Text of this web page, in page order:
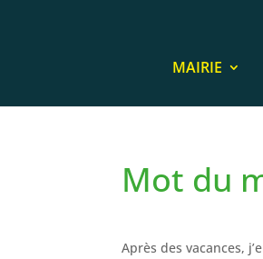
MAIRIE
Mot du
Après des vacances,